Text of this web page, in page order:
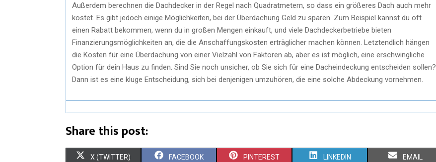
Außerdem berechnen die Dachdecker in der Regel nach Quadratmetern, so dass ein größeres Dach auch mehr
kostet. Es gibt jedoch einige Möglichkeiten, bei der Überdachung Geld zu sparen. Zum Beispiel kannst du oft
einen Rabatt bekommen, wenn du in großen Mengen einkauft, und viele Dachdeckerbetriebe bieten
Finanzierungsmöglichkeiten an, die die Anschaffungskosten erträglicher machen können. Letztendlich hängen
die Kosten für eine Überdachung von einer Vielzahl von Faktoren ab, aber es ist möglich, eine erschwingliche
Option für dein Haus zu finden. Sind Sie noch unsicher, ob Sie sich für eine Dacheindeckung entscheiden sollen?
Dann ist es eine kluge Entscheidung, sich bei denjenigen umzuhören, die eine solche Abdeckung vornehmen.
Share this post:
X (TWITTER) FACEBOOK PINTEREST LINKEDIN EMAIL